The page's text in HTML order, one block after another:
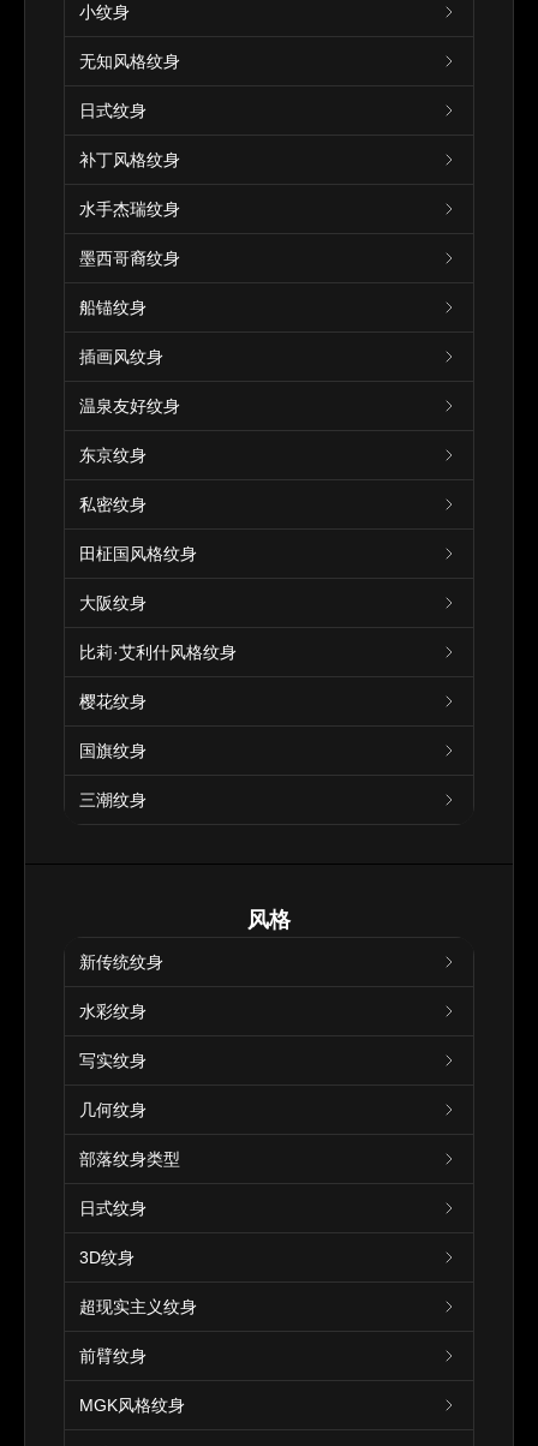
小纹身
无知风格纹身
日式纹身
补丁风格纹身
水手杰瑞纹身
墨西哥裔纹身
船锚纹身
插画风纹身
温泉友好纹身
东京纹身
私密纹身
田柾国风格纹身
大阪纹身
比莉·艾利什风格纹身
樱花纹身
国旗纹身
三潮纹身
风格
新传统纹身
水彩纹身
写实纹身
几何纹身
部落纹身类型
日式纹身
3D纹身
超现实主义纹身
前臂纹身
MGK风格纹身